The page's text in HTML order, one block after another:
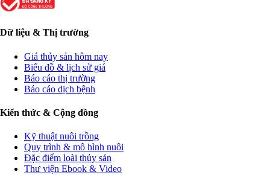
Dữ liệu & Thị trường
Giá thủy sản hôm nay
Biểu đồ & lịch sử giá
Báo cáo thị trường
Báo cáo dịch bệnh
Kiến thức & Cộng đồng
Kỹ thuật nuôi trồng
Quy trình & mô hình nuôi
Đặc điểm loài thủy sản
Thư viện Ebook & Video